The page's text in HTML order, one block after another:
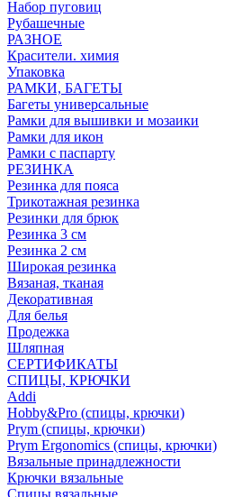
Набор пуговиц
Рубашечные
РАЗНОЕ
Красители. химия
Упаковка
РАМКИ, БАГЕТЫ
Багеты универсальные
Рамки для вышивки и мозаики
Рамки для икон
Рамки с паспарту
РЕЗИНКА
Резинка для пояса
Трикотажная резинка
Резинки для брюк
Резинка 3 см
Резинка 2 см
Широкая резинка
Вязаная, тканая
Декоративная
Для белья
Продежка
Шляпная
СЕРТИФИКАТЫ
СПИЦЫ, КРЮЧКИ
Addi
Hobby&Pro (спицы, крючки)
Prym (спицы, крючки)
Prym Ergonomics (спицы, крючки)
Вязальные принадлежности
Крючки вязальные
Спицы вязальные